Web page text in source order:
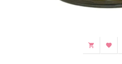
 